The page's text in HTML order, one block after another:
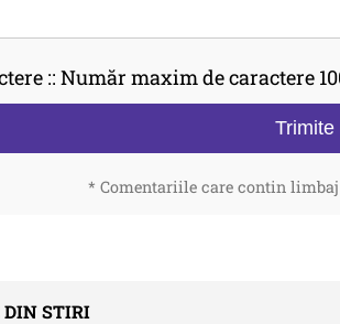
:: Număr maxim de caractere
Trimite
* Comentariile care contin
DIN STIRI